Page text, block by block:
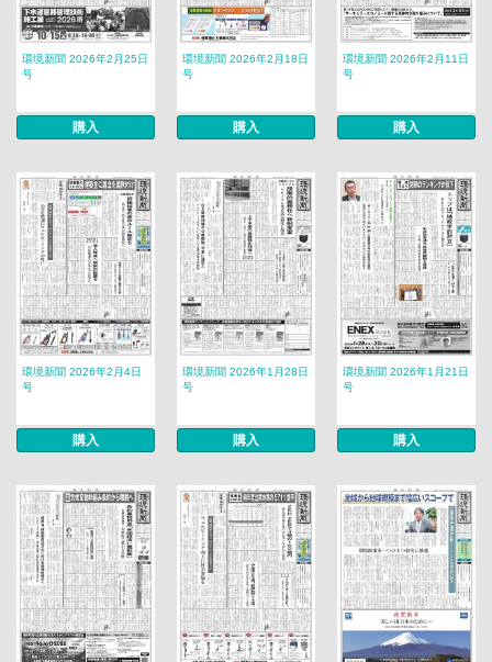
環境新聞 2026年2月25日
号
購入
環境新聞 2026年2月18日
号
購入
環境新聞 2026年2月11日
号
購入
環境新聞 2026年2月4日
号
購入
環境新聞 2026年1月28日
号
購入
環境新聞 2026年1月21日
号
購入